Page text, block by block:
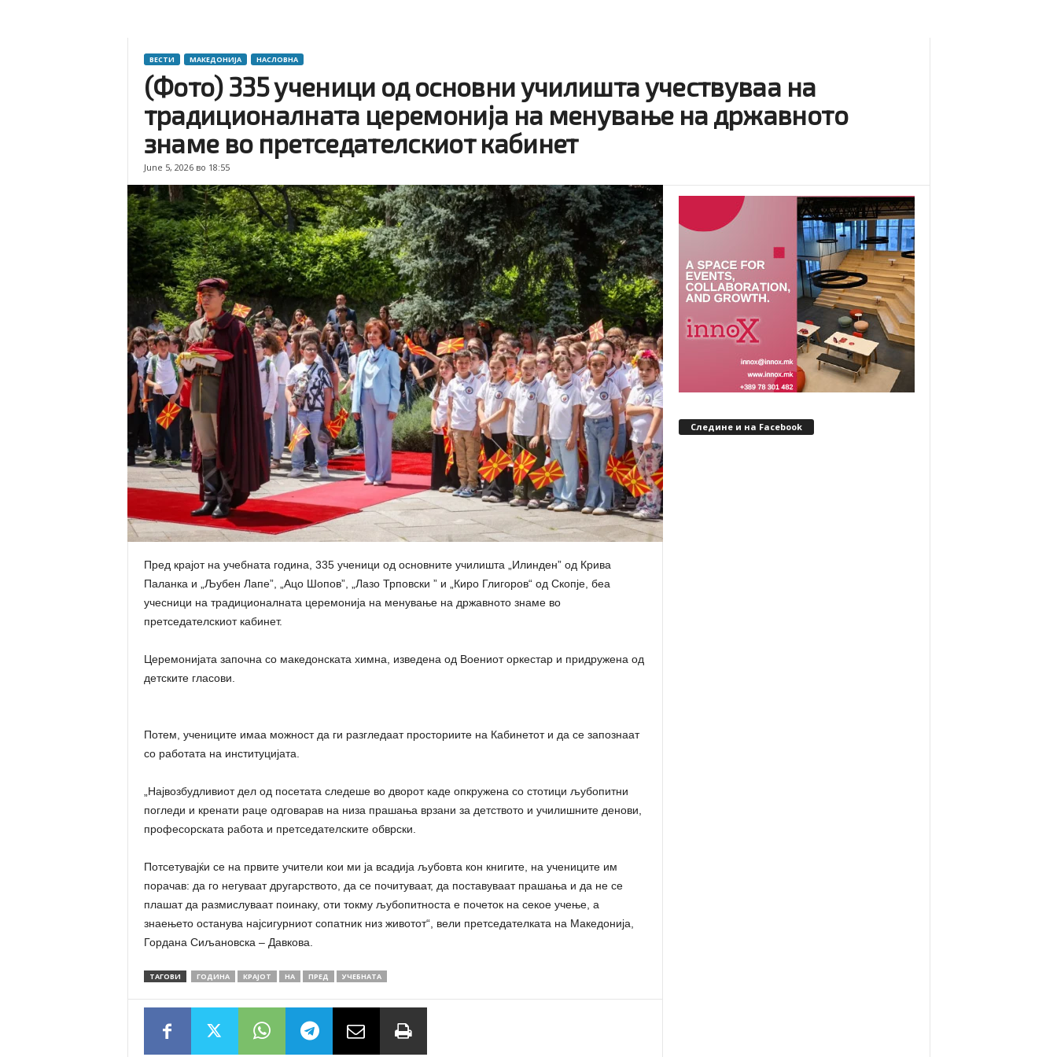
ВЕСТИ МАКЕДОНИЈА НАСЛОВНА
(Фото) 335 ученици од основни училишта учествуваа на
традиционалната церемонија на менување на државното
знаме во претседателскиот кабинет
June 5, 2026 во 18:55
Пред крајот на учебната година, 335 ученици од основните училишта „Илинден” од Крива
Паланка и „Љубен Лапе”, „Ацо Шопов”, „Лазо Трповски ” и „Киро Глигоров“ од Скопје, беа
учесници на традиционалната церемонија на менување на државното знаме во
претседателскиот кабинет.
Церемонијата започна со македонската химна, изведена од Воениот оркестар и придружена од
детските гласови.
Потем, учениците имаа можност да ги разгледаат просториите на Кабинетот и да се запознаат
со работата на институцијата.
„Највозбудливиот дел од посетата следеше во дворот каде опкружена со стотици љубопитни
погледи и кренати раце одговарав на низа прашања врзани за детството и училишните денови,
професорската работа и претседателските обврски.
Потсетувајќи се на првите учители кои ми ја всадија љубовта кон книгите, на учениците им
порачав: да го негуваат другарството, да се почитуваат, да поставуваат прашања и да не се
плашат да размислуваат поинаку, оти токму љубопитноста е почеток на секое учење, а
знаењето останува најсигурниот сопатник низ животот“, вели претседателката на Македонија,
Гордана Сиљановска – Давкова.
ТАГОВИ ГОДИНА КРАЈОТ НА ПРЕД УЧЕБНАТА
Следине и на Facebook